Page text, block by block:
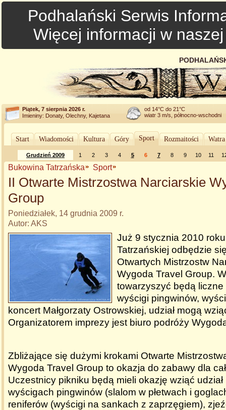
Podhalański Serwis
Więcej informacji w
Piątek, 7 sierpnia 2026 r.
Imieniny: Donaty, Olechny, Kajetana
od 14°C do 21°C
wiatr 3 m/s, północno-wschodni
Start Wiadomości Kultura Góry Sport Rozmaitości
Grudzień 2009 1 2 3 4 5 6 7 8 9 10 11
Bukowina Tatrzańska Sport
II Otwarte Mistrzostwa Narciarskie
Group
Poniedziałek, 14 grudnia 2009 r.
Autor: AKS
Już 9 stycznia 2010
Tatrzańskiej odbędzie
Otwartych Mistrzostw
Wygoda Travel Group.
towarzyszyć będą liczne
wyścigi pingwinów,
koncert Małgorzaty Ostrowskiej, udział mogą
Organizatorem imprezy jest biuro podróży
Zbliżające się dużymi krokami Otwarte
Wygoda Travel Group to okazja do zabawy dla
Uczestnicy pikniku będą mieli okazję wziąć udział
wyścigach pingwinów (slalom w płetwach i
reniferów (wyścigi na sankach z zaprzęgiem),